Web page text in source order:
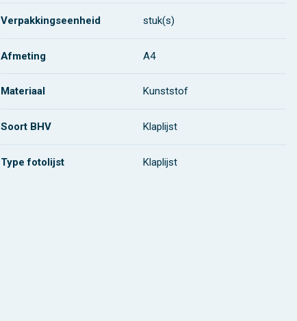
Verpakkingseenheid stuk(s)
Afmeting A4
Materiaal Kunststof
Soort BHV Klaplijst
Type fotolijst Klaplijst